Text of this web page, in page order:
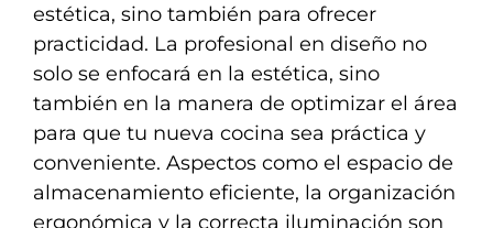
estética, sino también para ofrecer
practicidad. La profesional en diseño no
solo se enfocará en la estética, sino
también en la manera de optimizar el área
para que tu nueva cocina sea práctica y
conveniente. Aspectos como el espacio de
almacenamiento eficiente, la organización
ergonómica y la correcta iluminación son